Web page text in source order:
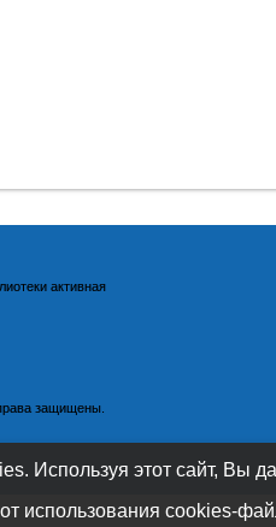
активная
защищены.
Используя этот сайт, Вы
использования cookies-